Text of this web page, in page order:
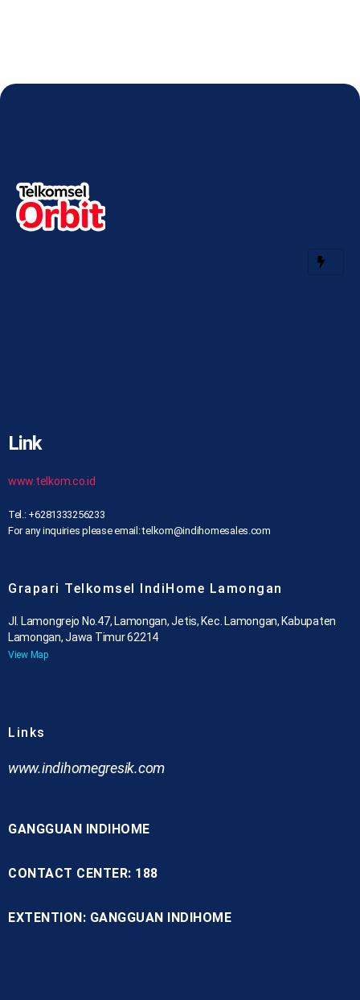
Link
www.telkom.co.id
Tel.: +6281333256233
For any inquiries please email: telkom@indihomesales.com
Grapari Telkomsel IndiHome Lamongan
Jl. Lamongrejo No.47, Lamongan, Jetis, Kec. Lamongan, Kabupaten
Lamongan, Jawa Timur 62214
View Map
Links
www.indihomegresik.com
GANGGUAN INDIHOME
CONTACT CENTER: 188
EXTENTION: GANGGUAN INDIHOME